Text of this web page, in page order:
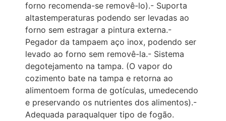
forno recomenda-se removê-lo).- Suporta
altastemperaturas podendo ser levadas ao
forno sem estragar a pintura externa.-
Pegador da tampaem aço inox, podendo ser
levado ao forno sem removê-la.- Sistema
degotejamento na tampa. (O vapor do
cozimento bate na tampa e retorna ao
alimentoem forma de gotículas, umedecendo
e preservando os nutrientes dos alimentos).-
Adequada paraqualquer tipo de fogão.